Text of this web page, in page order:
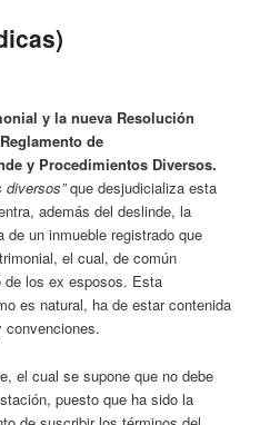
y la nueva Resolución
de
y Procedimientos Diversos.
diversos”que desjudicializa esta
además del deslinde, la
un inmueble registrado que
el cual, de común
de los ex esposos. Esta
es natural, ha de estar contenida
convenciones.
el cual se supone que no debe
puesto que ha sido la